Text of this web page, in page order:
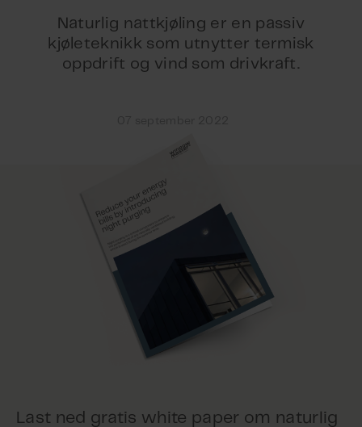
Naturlig nattkjøling er en passiv
kjøleteknikk som utnytter termisk
oppdrift og vind som drivkraft.
Last ned gratis white paper om naturlig